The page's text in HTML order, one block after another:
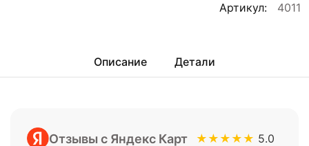
Артикул: 4011
Описание Детали
Отзывы с Яндекс Карт ★★★★★ 5.0